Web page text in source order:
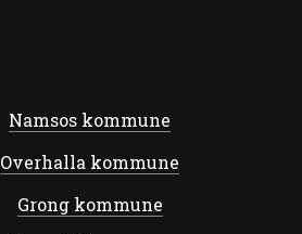
Namsos kommune
Overhalla kommune
Grong kommune